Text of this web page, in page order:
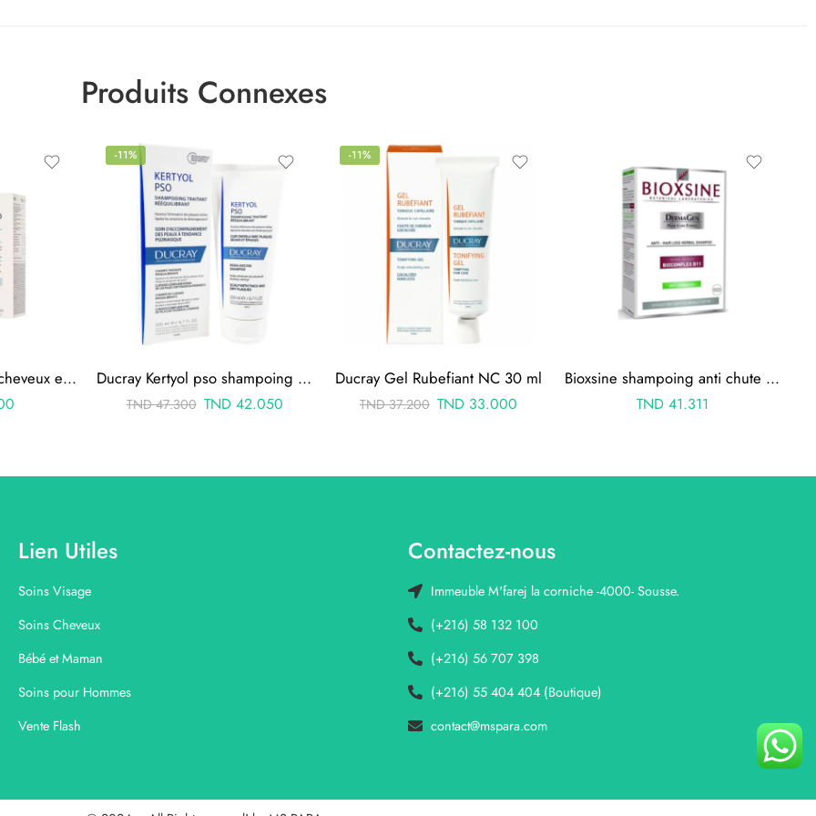
Produits Connexes
phyto phytophanere cheveux et ongles 120 capsules
-11%
Ducray Kertyol pso shampoing 200 ml
TND47.300 TND42.050
-11%
Ducray Gel Rubefiant NC 30 ml
TND37.200 TND 33.000
Bioxsine shampoing anti chute anti pelliculaire 300ml
TND 41.311
Lien Utiles
Soins Visage
Soins Cheveux
Bébé et Maman
Soins pour Hommes
Vente Flash
Contactez-nous
Immeuble M'farej la corniche -4000- Sousse.
(+216) 58 132 100
(+216) 56 707 398
(+216) 55 404 404 (Boutique)
contact@mspara.com